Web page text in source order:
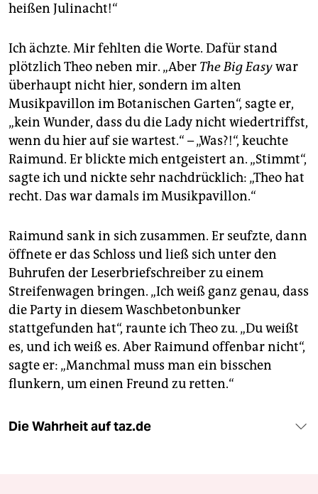
heißen Julinacht!“
Ich ächzte. Mir fehlten die Worte. Dafür stand
plötzlich Theo neben mir. „Aber The Big Easywar
überhaupt nicht hier, sondern im alten
Musikpavillon im Botanischen Garten“, sagte er,
„kein Wunder, dass du die Lady nicht wiedertriffst,
wenn du hier auf sie wartest.“ – „Was?!“, keuchte
Raimund. Er blickte mich entgeistert an. „Stimmt“,
sagte ich und nickte sehr nachdrücklich: „Theo hat
recht. Das war damals im Musikpavillon.“
Raimund sank in sich zusammen. Er seufzte, dann
öffnete er das Schloss und ließ sich unter den
Buhrufen der Leserbriefschreiber zu einem
Streifenwagen bringen. „Ich weiß ganz genau, dass
die Party in diesem Waschbetonbunker
stattgefunden hat“, raunte ich Theo zu. „Du weißt
es, und ich weiß es. Aber Raimund offenbar nicht“,
sagte er: „Manchmal muss man ein bisschen
flunkern, um einen Freund zu retten.“
Die Wahrheit auf taz.de